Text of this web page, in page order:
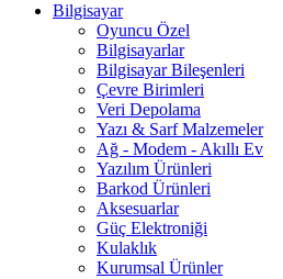
Bilgisayar
Oyuncu Özel
Bilgisayarlar
Bilgisayar Bileşenleri
Çevre Birimleri
Veri Depolama
Yazı & Sarf Malzemeler
Ağ - Modem - Akıllı Ev
Yazılım Ürünleri
Barkod Ürünleri
Aksesuarlar
Güç Elektroniği
Kulaklık
Kurumsal Ürünler